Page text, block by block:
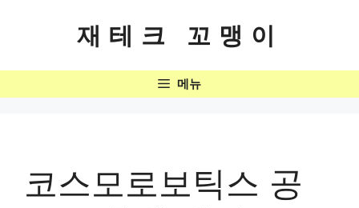
로
재테크 꼬맹이
메뉴
코스모로보틱스 공